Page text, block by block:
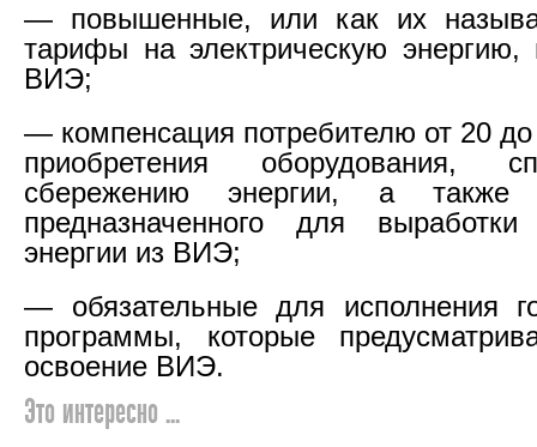
— повышенные, или как их
тарифы на электрическую энергию,
ВИЭ;
— компенсация потребителю от 20
приобретения оборудования,
сбережению энергии, а также
предназначенного для выработки
энергии из ВИЭ;
— обязательные для исполнения
программы, которые
освоение ВИЭ.
Это интересно ...